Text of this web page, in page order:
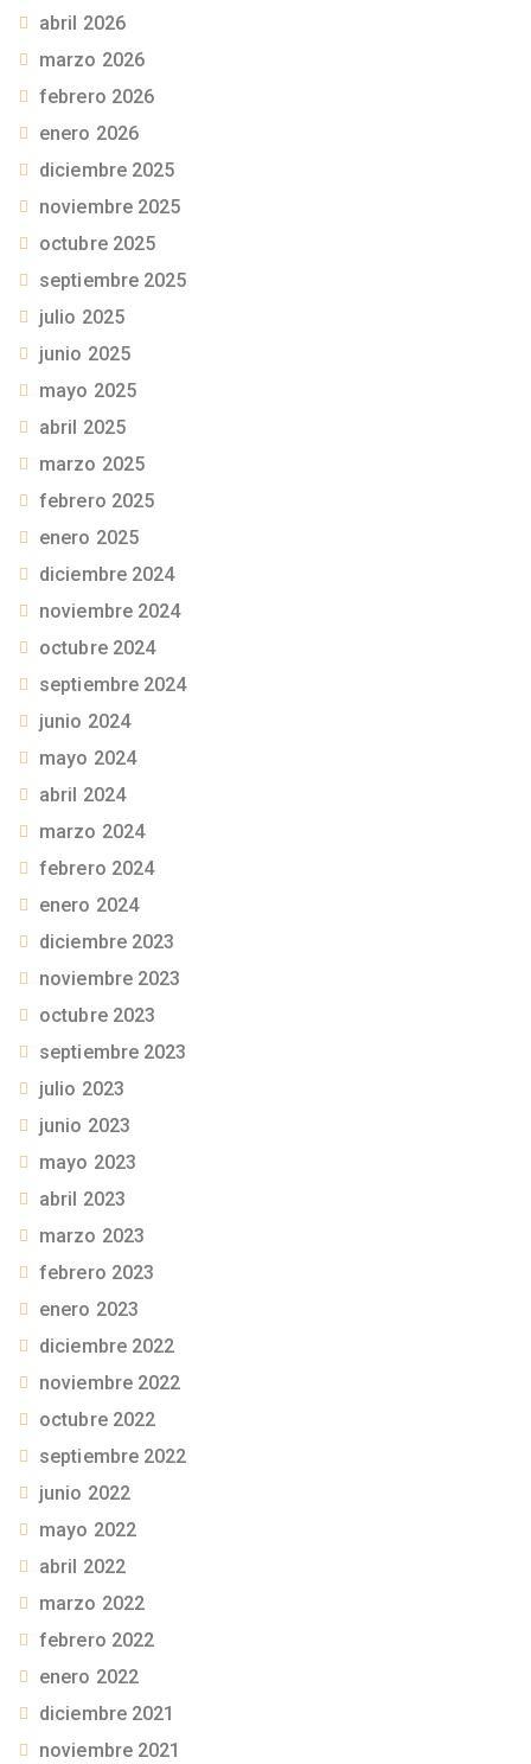
abril 2026
marzo 2026
febrero 2026
enero 2026
diciembre 2025
noviembre 2025
octubre 2025
septiembre 2025
julio 2025
junio 2025
mayo 2025
abril 2025
marzo 2025
febrero 2025
enero 2025
diciembre 2024
noviembre 2024
octubre 2024
septiembre 2024
junio 2024
mayo 2024
abril 2024
marzo 2024
febrero 2024
enero 2024
diciembre 2023
noviembre 2023
octubre 2023
septiembre 2023
julio 2023
junio 2023
mayo 2023
abril 2023
marzo 2023
febrero 2023
enero 2023
diciembre 2022
noviembre 2022
octubre 2022
septiembre 2022
junio 2022
mayo 2022
abril 2022
marzo 2022
febrero 2022
enero 2022
diciembre 2021
noviembre 2021